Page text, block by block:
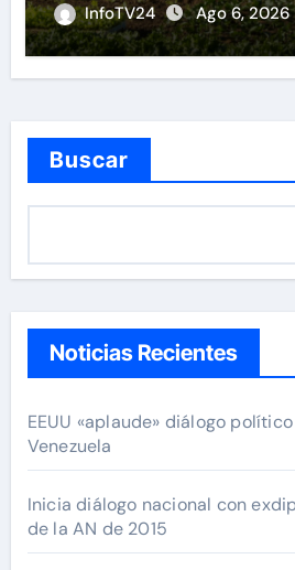
InfoTV24 Ago 6, 2026
Buscar
Noticias Recientes
EEUU «aplaude» diálogo
Venezuela
Inicia diálogo nacional con
de la AN de 2015